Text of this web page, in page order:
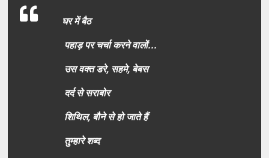
घर में बैठ
पहाड़ पर चर्चा करने वालों...
उस वक्त डरे, सहमे, बेबस
दर्द से सराबोर
शिथिल, बौने से हो जाते हैं
तुम्हारे शब्द